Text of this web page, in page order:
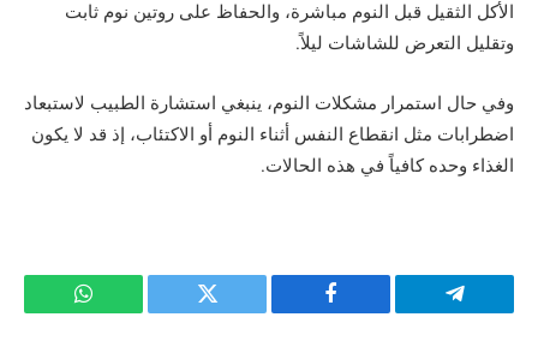
الأكل الثقيل قبل النوم مباشرة، والحفاظ على روتين نوم ثابت
وتقليل التعرض للشاشات ليلاً.
وفي حال استمرار مشكلات النوم، ينبغي استشارة الطبيب لاستبعاد
اضطرابات مثل انقطاع النفس أثناء النوم أو الاكتئاب، إذ قد لا يكون
الغذاء وحده كافياً في هذه الحالات.
تيلقرام فيسبوك تويتر واتساب